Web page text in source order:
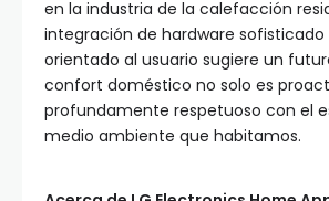
en la industria de la calefacción
integración de hardware sofisticado
orientado al usuario sugiere un
confort doméstico no solo es
profundamente respetuoso con el
medio ambiente que habitamos.